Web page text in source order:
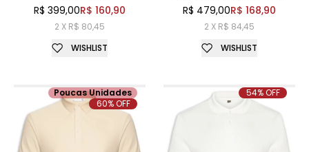
R$ 399,00R$ 160,90
2 X R$ 80,45
WISHLIST
R$ 479,00R$ 168,90
2 X R$ 84,45
WISHLIST
Poucas Unidades
60% OFF
54% OFF